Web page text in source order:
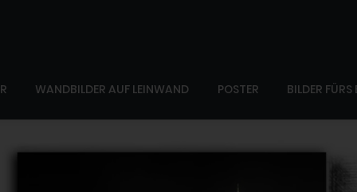
WANDBILDER AUF LEINWAND POSTER BILDER